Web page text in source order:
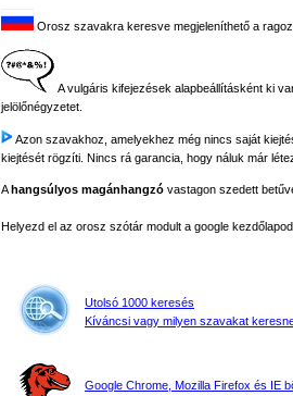
Orosz szavakra keresve megjeleníthető a
A vulgáris kifejezések alapbeállításként ki
jelölőnégyzetet.
Azon szavakhoz, amelyekhez még nincs saját
kiejtését rögzíti. Nincs rá garancia, hogy náluk már
Ahangsúlyos magánhangzó vastagon szedett
Helyezd el az orosz szótár modult a google
Utolsó 1000 keresés
Kíváncsi vagy milyen szavakat
Google Chrome, Mozilla Firefox és IE